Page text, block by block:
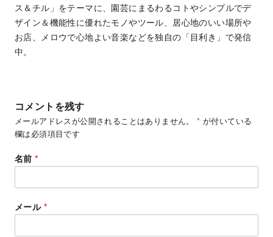
ス＆チル」をテーマに、園芸にまるわるコトやシンプルでデ
ザイン＆機能性に優れたモノやツール、居心地のいい場所や
お店、メロウで心地よい音楽などを独自の「目利き」で発信
中。
コメントを残す
メールアドレスが公開されることはありません。 * が付いている
欄は必須項目です
名前*
メール *